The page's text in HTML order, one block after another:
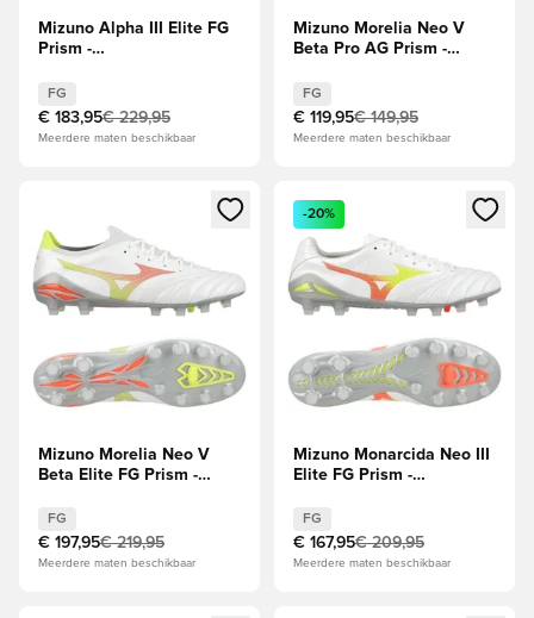
Mizuno Alpha III Elite FG
Prism -
FG
€ 183,95€ 229,95
Meerdere maten beschikbaar
Mizuno Morelia Neo V
Beta Pro AG Prism -
FG
€ 119,95€ 149,95
Meerdere maten beschikbaar
Opent een venster om in te loggen of je aan te melden als
Mizuno Morelia Neo V
Beta Elite FG Prism -
FG
€ 197,95€ 219,95
Meerdere maten beschikbaar
Opent een venster om in te
-20%
Mizuno Monarcida Neo III
Elite FG Prism -
FG
€ 167,95€ 209,95
Meerdere maten beschikbaar